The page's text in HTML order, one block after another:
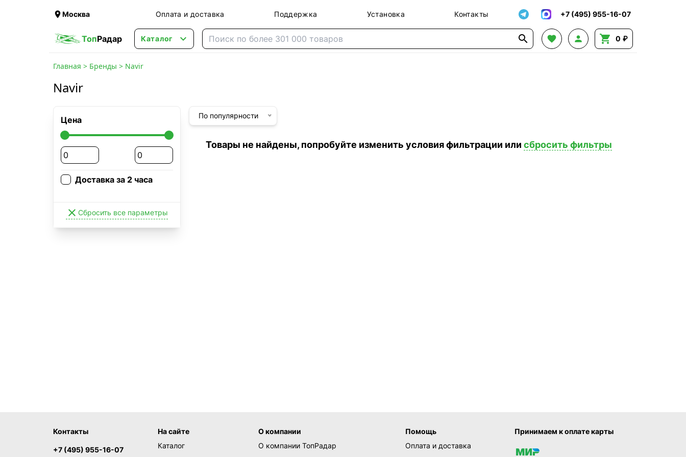
Москва Оплата и доставка Поддержка Установка Контакты +7 (495) 955-16-07
ТопРадар Каталог      0 ₽
Главная > Бренды > Navir
Navir
Цена
Доставка за 2 часа
 Сбросить все параметры
По популярности
Товары не найдены, попробуйте изменить условия фильтрации или сбросить фильтры
Контакты
+7 (495) 955-16-07
На сайте
Каталог
О компании
О компании ТопРадар
Помощь
Оплата и доставка
Принимаем к оплате карты